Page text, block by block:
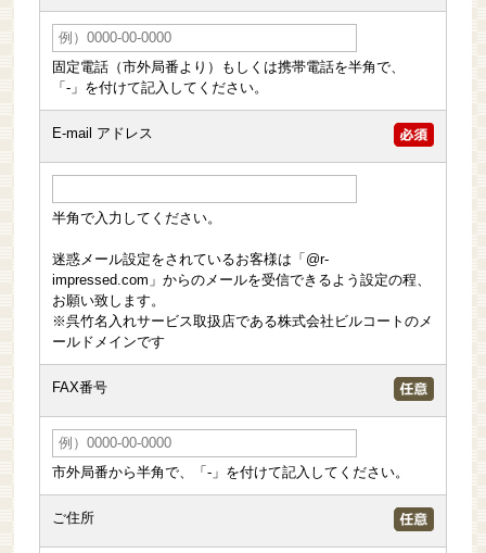
固定電話（市外局番より）もしくは携帯電話を半角で、
「-」を付けて記入してください。
E-mail アドレス
半角で入力してください。
迷惑メール設定をされているお客様は「@r-
impressed.com」からのメールを受信できるよう設定の程、
お願い致します。
※呉竹名入れサービス取扱店である株式会社ビルコートのメ
ールドメインです
FAX番号
市外局番から半角で、「-」を付けて記入してください。
ご住所